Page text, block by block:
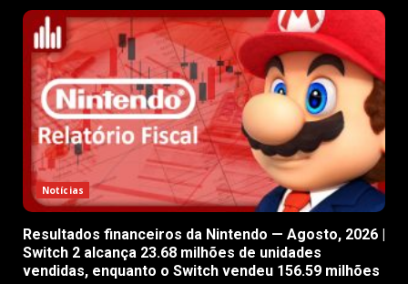
Notícias
Resultados financeiros da Nintendo — Agosto, 2026 |
Switch 2 alcança 23.68 milhões de unidades
vendidas, enquanto o Switch vendeu 156.59 milhões